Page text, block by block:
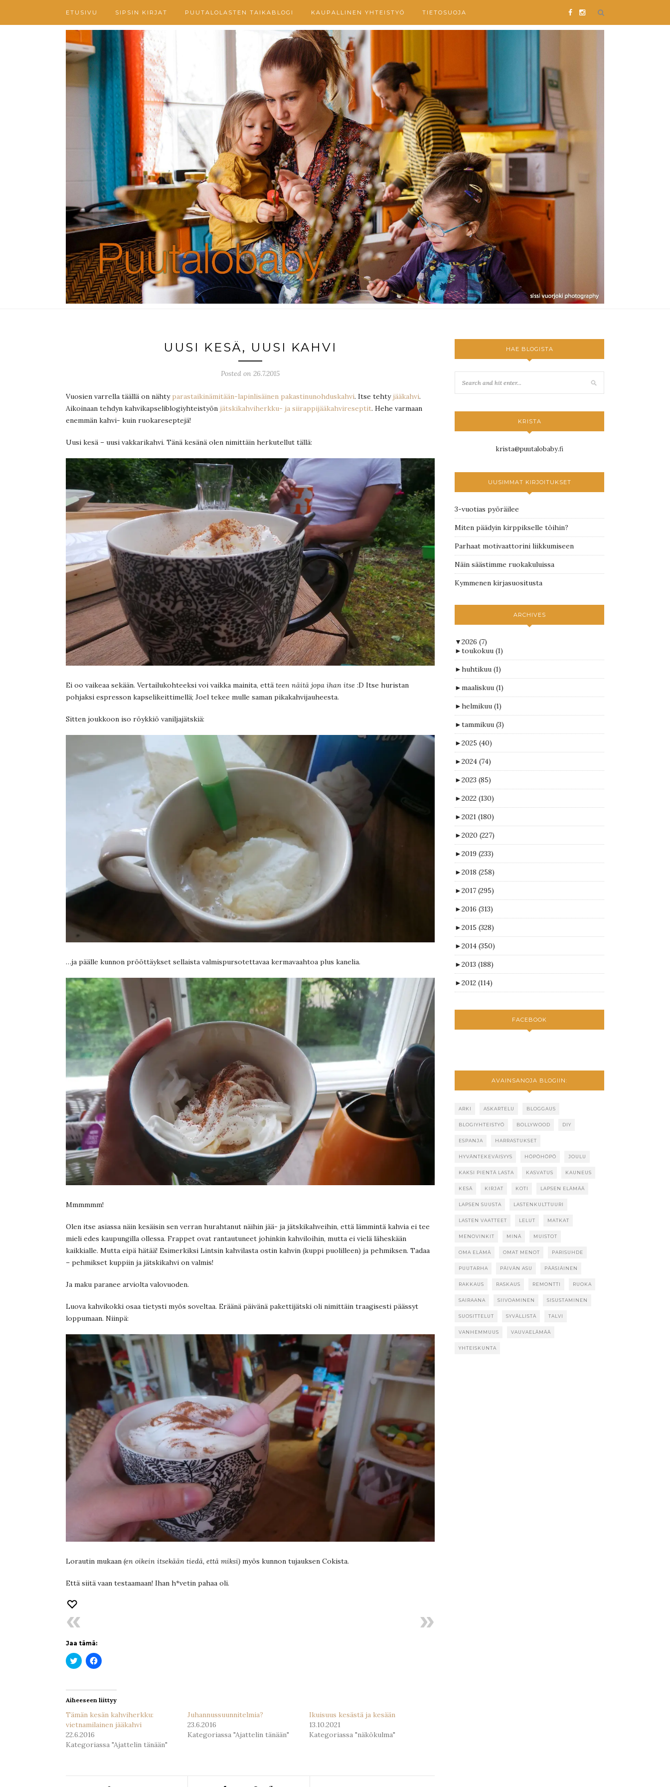
ETUSIVU SIPSIN KIRJAT PUUTALOLASTEN TAIKABLOGI KAUPALLINEN YHTEISTYÖ TIETOSUOJA
UUSI KESÄ, UUSI KAHVI
Posted on 26.7.2015
Vuosien varrella täällä on nähtyparastaikinämitään-lapinlisäinen pakastinunohduskahvi. Itse tehty jääkahvi.
Aikoinaan tehdyn kahvikapseliblogiyhteistyön jätskikahviherkku- ja siirappijääkahvireseptit. Hehe varmaan
enemmän kahvi- kuin ruokareseptejä!
Uusi kesä – uusi vakkarikahvi. Tänä kesänä olen nimittäin herkutellut tällä:
Ei oo vaikeaa sekään. Vertailukohteeksi voi vaikka mainita, että teen näitä jopa ihan itse :D Itse huristan
pohjaksi espresson kapselikeittimellä; Joel tekee mulle saman pikakahvijauheesta.
Sitten joukkoon iso röykkiö vaniljajätskiä:
…ja päälle kunnon prööttäykset sellaista valmispursotettavaa kermavaahtoa plus kanelia.
Mmmmmm!
Olen itse asiassa näin kesäisin sen verran hurahtanut näihin jää- ja jätskikahveihin, että lämmintä kahvia ei tee
mieli edes kaupungilla ollessa. Frappet ovat rantautuneet johinkin kahviloihin, mutta ei vielä läheskään
kaikkialle. Mutta eipä hätää! Esimerkiksi Lintsin kahvilasta ostin kahvin (kuppi puolilleen) ja pehmiksen. Tadaa
– pehmikset kuppiin ja jätskikahvi on valmis!
Ja maku paranee arviolta valovuoden.
Luova kahvikokki osaa tietysti myös soveltaa. Eräänä päivänä pakettijätski oli nimittäin traagisesti päässyt
loppumaan. Niinpä:
Lorautin mukaan (en oikein itsekään tiedä, että miksi) myös kunnon tujauksen Cokista.
Että siitä vaan testaamaan! Ihan h*vetin pahaa oli.
Jaa tämä:
Jaa
Twitterissä(Avautuu
Jaa
Facebookissa(Avautuu
Aiheeseen liittyy
Tämän kesän kahviherkku:
vietnamilainen jääkahvi
22.6.2016
Kategoriassa "Ajattelin tänään"
Juhannussuunnitelmia?
23.6.2016
Kategoriassa "Ajattelin tänään"
Ikuisuus kesästä ja kesään
13.10.2021
Kategoriassa "näkökulma"
HAE BLOGISTA
KRISTA
krista@puutalobaby.fi
UUSIMMAT KIRJOITUKSET
3-vuotias pyöräilee
Miten päädyin kirppikselle töihin?
Parhaat motivaattorini liikkumiseen
Näin säästimme ruokakuluissa
Kymmenen kirjasuositusta
ARCHIVES
▼2026 (7)
►toukokuu (1)
►huhtikuu (1)
►maaliskuu (1)
►helmikuu (1)
►tammikuu (3)
►2025 (40)
►2024 (74)
►2023 (85)
►2022 (130)
►2021 (180)
►2020 (227)
►2019 (233)
►2018 (258)
►2017 (295)
►2016 (313)
►2015 (328)
►2014 (350)
►2013 (188)
►2012 (114)
FACEBOOK
AVAINSANOJA BLOGIIN:
ARKI ASKARTELU BLOGGAUS
BLOGIYHTEISTYÖ BOLLYWOOD DIY
ESPANJA HARRASTUKSET
HYVÄNTEKEVÄISYYS HÖPÖHÖPÖ JOULU
KAKSI PIENTÄ LASTA KASVATUS KAUNEUS
KESÄ KIRJAT KOTI LAPSEN ELÄMÄÄ
LAPSEN SUUSTA LASTENKULTTUURI
LASTEN VAATTEET LELUT MATKAT
MENOVINKIT MINÄ MUISTOT
OMA ELÄMÄ OMAT MENOT PARISUHDE
PUUTARHA PÄIVÄN ASU PÄÄSIÄINEN
RAKKAUS RASKAUS REMONTTI RUOKA
SAIRAANA SIIVOAMINEN SISUSTAMINEN
SUOSITTELUT SYVÄLLISTÄ TALVI
VANHEMMUUS VAUVAELÄMÄÄ
YHTEISKUNTA